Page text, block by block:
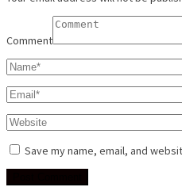
Comment
Save my name, email, and